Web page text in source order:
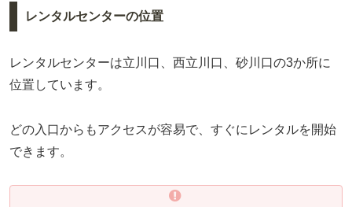
レンタルセンターの位置
レンタルセンターは立川口、西立川口、砂川口の3か所に
位置しています。
どの入口からもアクセスが容易で、すぐにレンタルを開始
できます。